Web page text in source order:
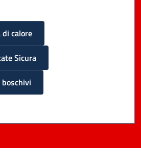
di calore
Sicura